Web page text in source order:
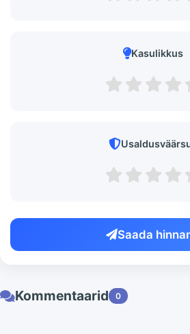
Kasulikkus
Saada
Kommentaarid 0